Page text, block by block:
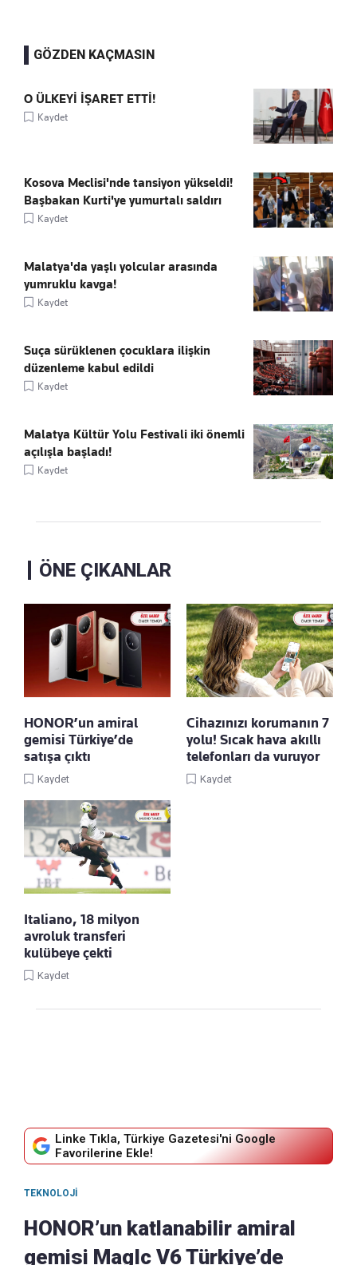
GÖZDEN KAÇMASIN
O ÜLKEYİ İŞARET ETTİ!
Kaydet
Kosova Meclisi'nde tansiyon yükseldi!
Başbakan Kurti'ye yumurtalı saldırı
Kaydet
Malatya'da yaşlı yolcular arasında
yumruklu kavga!
Kaydet
Suça sürüklenen çocuklara ilişkin
düzenleme kabul edildi
Kaydet
Malatya Kültür Yolu Festivali iki önemli
açılışla başladı!
Kaydet
ÖNE ÇIKANLAR
HONOR’un amiral
gemisi Türkiye’de
satışa çıktı
Kaydet
Cihazınızı korumanın 7
yolu! Sıcak hava akıllı
telefonları da vuruyor
Kaydet
Italiano, 18 milyon
avroluk transferi
kulübeye çekti
Kaydet
Linke Tıkla, Türkiye Gazetesi'ni Google
Favorilerine Ekle!
TEKNOLOJI
HONOR’un katlanabilir amiral
gemisi MagIc V6 Türkiye’de